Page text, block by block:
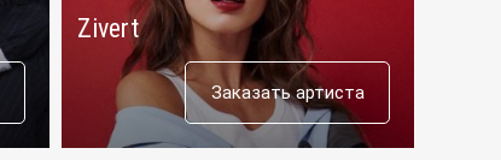
Zivert
Заказать артиста